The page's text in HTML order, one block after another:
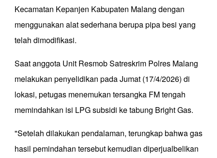
Kecamatan Kepanjen Kabupaten Malang dengan
menggunakan alat sederhana berupa pipa besi yang
telah dimodifikasi.
Saat anggota Unit Resmob Satreskrim Polres Malang
melakukan penyelidikan pada Jumat (17/4/2026) di
lokasi, petugas menemukan tersangka FM tengah
memindahkan isi LPG subsidi ke tabung Bright Gas.
"Setelah dilakukan pendalaman, terungkap bahwa gas
hasil pemindahan tersebut kemudian diperjualbelikan